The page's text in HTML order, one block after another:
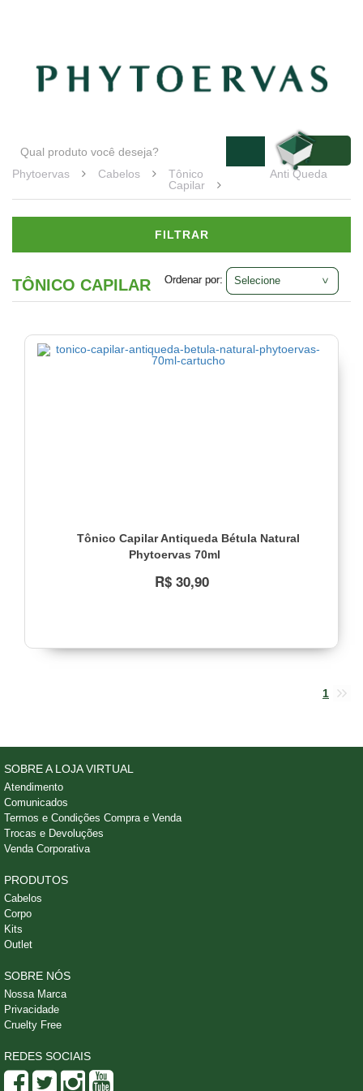
Phytoervas Cabelos
Tônico
Capilar
Anti Queda
FILTRAR
Anti
Queda
Veja
TÔNICO CAPILAR Ordenar por:
Tônico Capilar Antiqueda Bétula Natural
Phytoervas 70ml
R$ 30,90
1
Ordenar por:
SOBRE A LOJA VIRTUAL
Atendimento
Comunicados
Termos e Condições Compra e Venda
Trocas e Devoluções
Venda Corporativa
PRODUTOS
Cabelos
Corpo
Kits
Outlet
SOBRE NÓS
Nossa Marca
Privacidade
Cruelty Free
REDES SOCIAIS